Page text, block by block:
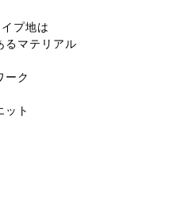
プ地は
るマテリアル
ーク
ット